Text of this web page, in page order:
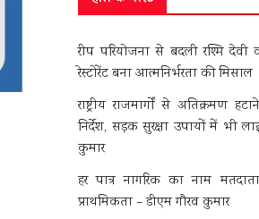
रीप परियोजना से बदली रश्मि
रेस्टोरेंट बना आत्मनिर्भरता की मिसाल
राष्ट्रीय राजमार्गों से अतिक्रमण
निर्देश, सड़क सुरक्षा उपायों में भी
कुमार
हर पात्र नागरिक का नाम
प्राथमिकता – डीएम गौरव कुमार